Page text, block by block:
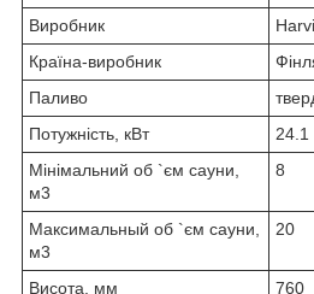
Виробник
Країна-виробник
Паливо
Потужність, кВт
24.1
Мінімальний об `єм сауни,
м3
8
Максимальный об `єм сауни,
м3
20
Висота, мм 760